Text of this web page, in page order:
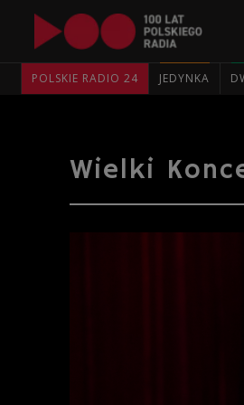
POLSKIE RADIO 24 JEDYNKA
Wielki